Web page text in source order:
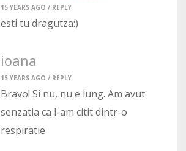
15 YEARS AGO / REPLY
esti tu dragutza:)
ioana
15 YEARS AGO / REPLY
Bravo! Si nu, nu e lung. Am avut
senzatia ca l-am citit dintr-o
respiratie